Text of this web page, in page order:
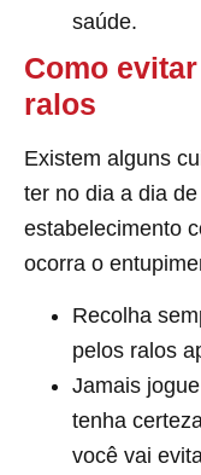
saúde.
Como
ralos
Existem alguns
ter no dia a dia
estabelecimento
ocorra o
Recolha
pelos ralos
Jamais
tenha
você vai